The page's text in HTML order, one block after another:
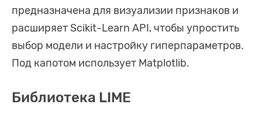
предназначена для визуализии признаков и
расширяет Scikit-Learn API, чтобы упростить
выбор модели и настройку гиперпараметров.
Под капотом использует Matplotlib.
Библиотека LIME